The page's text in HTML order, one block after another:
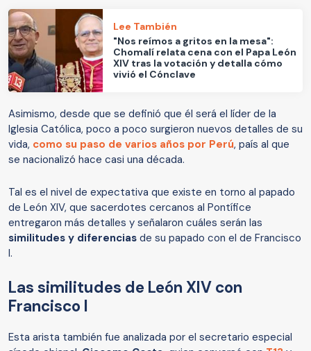
Lee También
"Nos reímos a gritos en la mesa":
Chomalí relata cena con el Papa León
XIV tras la votación y detalla cómo
vivió el Cónclave
Asimismo, desde que se definió que él será el líder de la
Iglesia Católica, poco a poco surgieron nuevos detalles de su
vida, como su paso de varios años por Perú, país al que
se nacionalizó hace casi una década.
Tal es el nivel de expectativa que existe en torno al papado
de León XIV, que sacerdotes cercanos al Pontífice
entregaron más detalles y señalaron cuáles serán las
similitudes y diferencias de su papado con el de Francisco
I.
Las similitudes de León XIV con
Francisco I
Esta arista también fue analizada por el secretario especial